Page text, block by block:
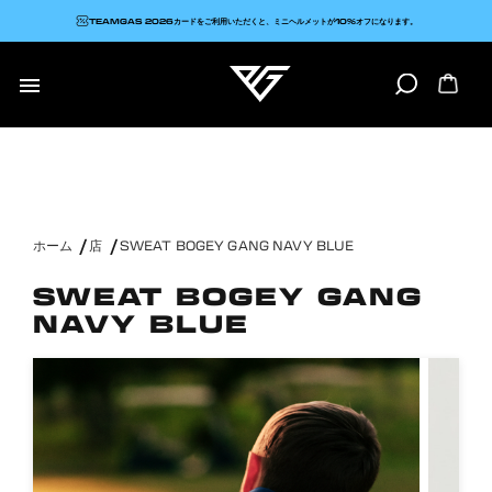

TEAMGAS 2026カードをご利用いただくと、ミニヘルメットが10%オフになります。
ホーム 店 SWEAT BOGEY GANG NAVY BLUE
SWEAT BOGEY GANG
NAVY BLUE